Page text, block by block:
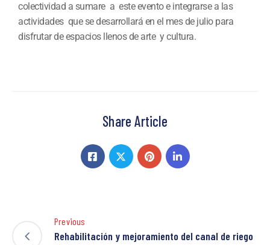
colectividad a sumare a este evento e integrarse a las
actividades que se desarrollará en el mes de julio para
disfrutar de espacios llenos de arte y cultura.
Share Article
Previous
Rehabilitación y mejoramiento del canal de riego